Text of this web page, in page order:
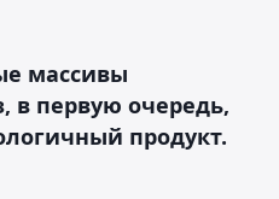
массивы
в первую очередь,
продукт.